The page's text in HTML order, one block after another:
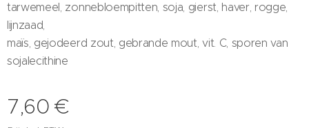
tarwemeel, zonnebloempitten, soja, gierst, haver, rogge,
lijnzaad,
maïs, gejodeerd zout, gebrande mout, vit. C, sporen van
sojalecithine
7,60 €